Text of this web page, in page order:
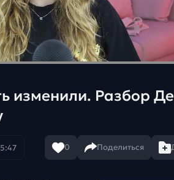
изменили. Разбор
0 Поделиться